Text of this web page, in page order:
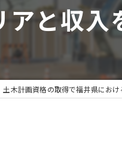
正社員
未経験
中途
と収入
土木計画資格の取得で福井県にお